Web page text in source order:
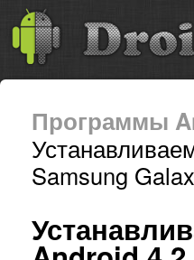
Программы
Samsung